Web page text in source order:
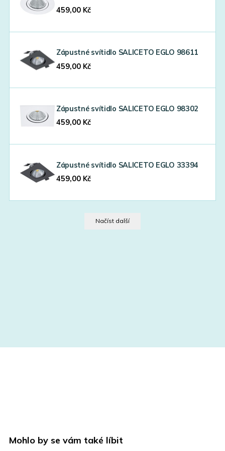
459,00 Kč
Zápustné svítidlo SALICETO EGLO 98611
459,00 Kč
Zápustné svítidlo SALICETO EGLO 98302
459,00 Kč
Zápustné svítidlo SALICETO EGLO 33394
459,00 Kč
Načíst další
Mohlo by se vám také líbit